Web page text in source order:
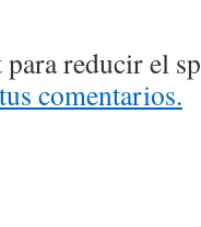
reducir el
comentarios.